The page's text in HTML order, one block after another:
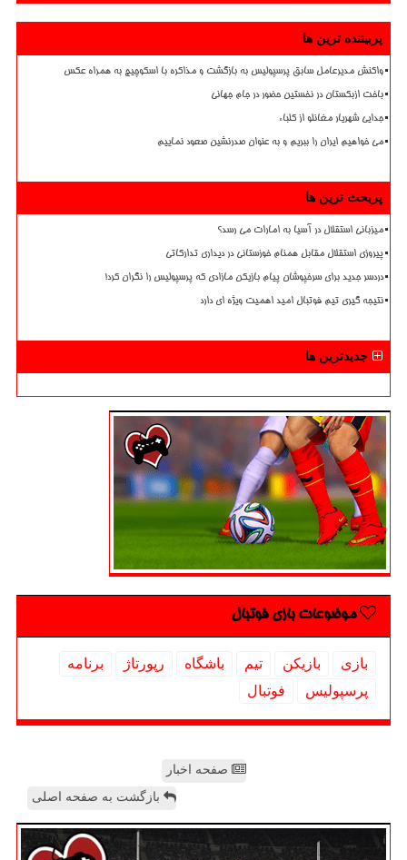
پربیننده ترین ها
واکنش مدیرعامل سابق پرسپولیس به بازگشت و مذاکره با اسکوچیچ به همراه عکس
باخت ازبکستان در نخستین حضور در جام جهانی
جدایی شهریار مغانلو از کلباء
می خواهیم ایران را ببریم و به عنوان صدرنشین صعود نماییم
پربحث ترین ها
میزبانی استقلال در آسیا به امارات می رسد؟
پیروزی استقلال مقابل همنام خوزستانی در دیداری تدارکاتی
دردسر جدید برای سرخپوشان پیام بازیکن مازادی که پرسپولیس را نگران کرد!
نتیجه گیری تیم فوتبال امید اهمیت ویژه ای دارد
جدیدترین ها
موضوعات بازی فوتبال
بازی بازیكن تیم باشگاه رپورتاژ
برنامه
پرسپولیس
فوتبال
صفحه اخبار
بازگشت به صفحه اصلی